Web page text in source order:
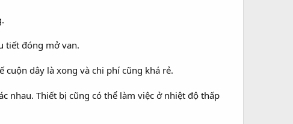
tiết đóng mở van.
cuộn dây là xong và chi phí cũng khá rẻ.
nhau. Thiết bị cũng có thể làm việc ở nhiệt độ thấp